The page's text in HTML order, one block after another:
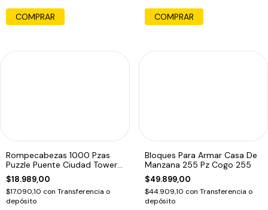
Rompecabezas 1000 Pzas
Puzzle Puente Ciudad Tower
Bridge Edu
$18.989,00
$17.090,10 con Transferencia o
depósito
Bloques Para Armar Casa De
Manzana 255 Pz Cogo 255
$49.899,00
$44.909,10 con Transferencia o
depósito